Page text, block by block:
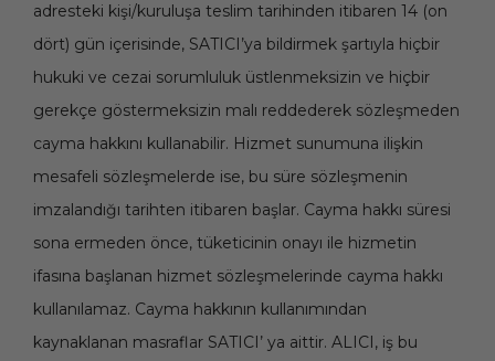
adresteki kişi/kuruluşa teslim tarihinden itibaren 14 (on
dört) gün içerisinde, SATICI’ya bildirmek şartıyla hiçbir
hukuki ve cezai sorumluluk üstlenmeksizin ve hiçbir
gerekçe göstermeksizin malı reddederek sözleşmeden
cayma hakkını kullanabilir. Hizmet sunumuna ilişkin
mesafeli sözleşmelerde ise, bu süre sözleşmenin
imzalandığı tarihten itibaren başlar. Cayma hakkı süresi
sona ermeden önce, tüketicinin onayı ile hizmetin
ifasına başlanan hizmet sözleşmelerinde cayma hakkı
kullanılamaz. Cayma hakkının kullanımından
kaynaklanan masraflar SATICI’ ya aittir. ALICI, iş bu